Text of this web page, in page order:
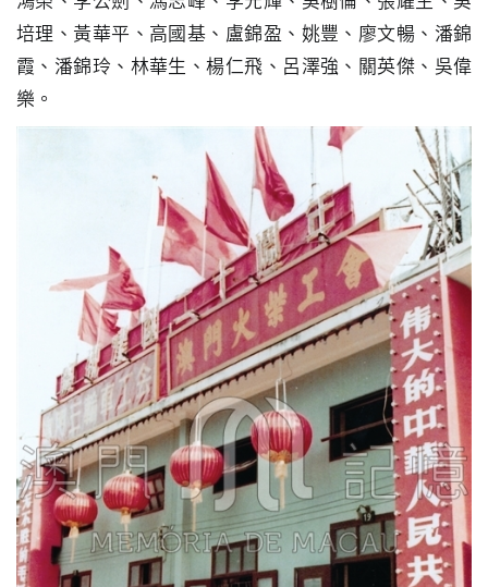
古
地
圖
媽
街
市
培理、黃華平、高國基、盧錦盈、姚豐、廖文暢、潘錦
霞、潘錦玲、林華生、楊仁飛、呂澤強、關英傑、吳偉
樂。